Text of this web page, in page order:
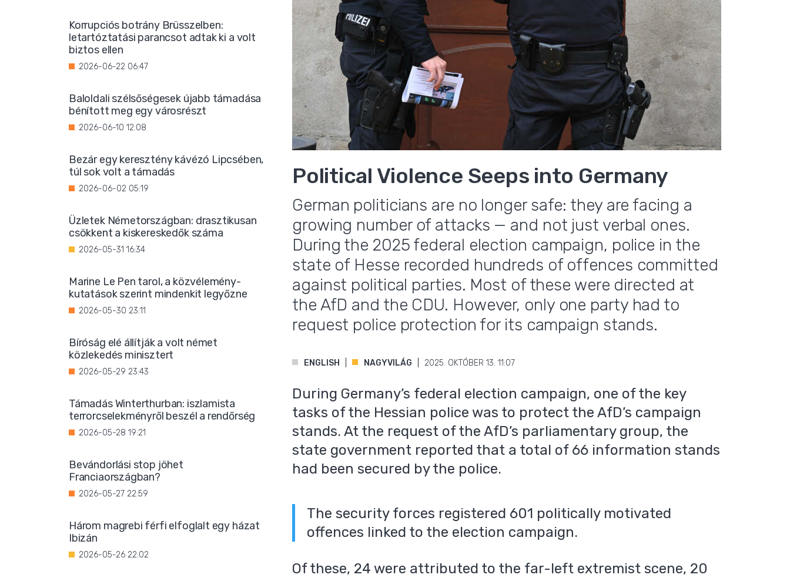
Political Violence Seeps into Germany
German politicians are no longer safe: they are facing a
growing number of attacks — and not just verbal ones.
During the 2025 federal election campaign, police in the
state of Hesse recorded hundreds of offences committed
against political parties. Most of these were directed at
the AfD and the CDU. However, only one party had to
request police protection for its campaign stands.
ENGLISH NAGYVILÁG 2025. OKTÓBER 13. 11:07
During Germany’s federal election campaign, one of the key
tasks of the Hessian police was to protect the AfD’s campaign
stands. At the request of the AfD’s parliamentary group, the
state government reported that a total of 66 information stands
had been secured by the police.
The security forces registered 601 politically motivated
offences linked to the election campaign.
Of these, 24 were attributed to the far-left extremist scene, 20
Korrupciós botrány Brüsszelben:
letartóztatási parancsot adtak ki a volt
biztos ellen
2026-06-22 06:47
Baloldali szélsőségesek újabb támadása
bénított meg egy városrészt
2026-06-10 12:08
Bezár egy keresztény kávézó Lipcsében,
túl sok volt a támadás
2026-06-02 05:19
Üzletek Németországban: drasztikusan
csökkent a kiskereskedők száma
2026-05-31 16:34
Marine Le Pen tarol, a közvélemény-
kutatások szerint mindenkit legyőzne
2026-05-30 23:11
Bíróság elé állítják a volt német
közlekedés minisztert
2026-05-29 23:43
Támadás Winterthurban: iszlamista
terrorcselekményről beszél a rendőrség
2026-05-28 19:21
Bevándorlási stop jöhet
Franciaországban?
2026-05-27 22:59
Három magrebi férfi elfoglalt egy házat
Ibizán
2026-05-26 22:02